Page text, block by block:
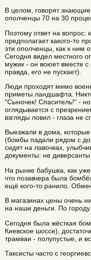
В целом, говорят
ополченцы 70 на 30
Поэтому ответ на вопрос:
предполагает какого-то
эти ополченцы, как к ним
Сегодня видел местного
мужик - он воюет вместе
правда, его не пускает).
Люди проходят мимо
приметы ландшафта.
"Сыночек! Спаситель!" -
оглядывается с
взгляды ловил - глаза не
Выезжали в дома,
(бомбы падали рядом с
сидят на лавочках,
документы: не
На рынке бабушка, как
что позавчера была
ещё кого-то ранило.
В магазинах цены очень
на наши деньги. По
Сегодня была жёсткая
Киевское шоссе),
трамваи - полупустые, и
Таксисты часто с